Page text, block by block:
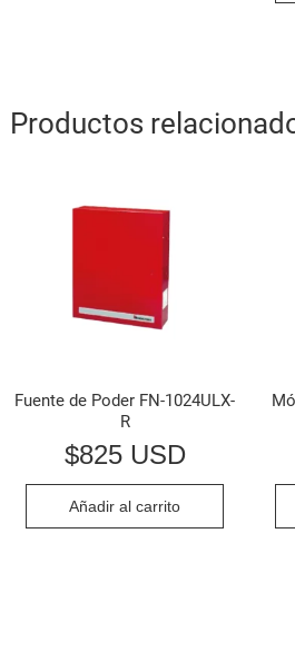
Productos
Fuente de Poder FN-1024ULX-
R
$825 USD
Añadir al carrito